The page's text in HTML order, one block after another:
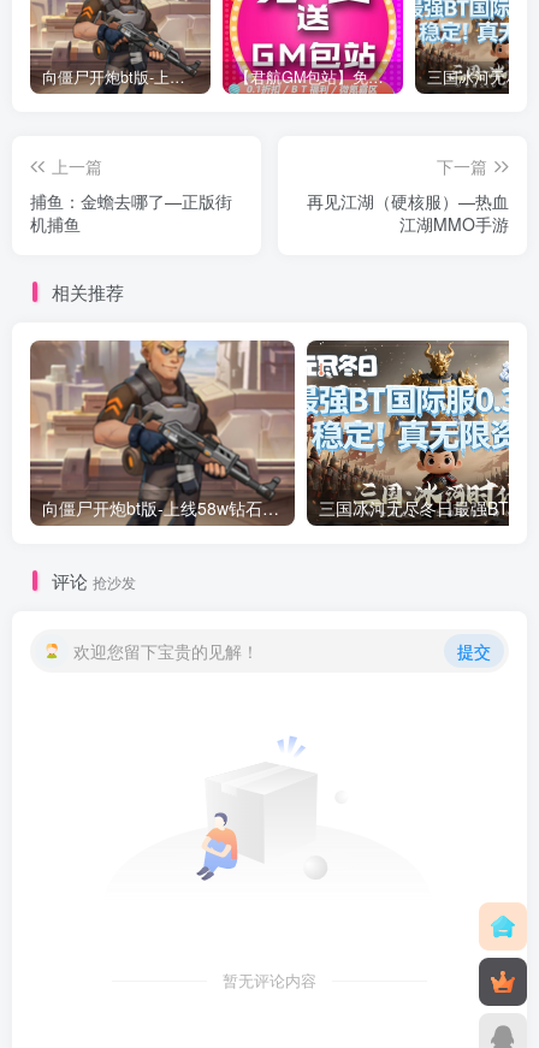
向僵尸开炮bt版-上线58w钻石绝世炫彩等宝石！万人联网！稳定2年！ 【君航GM包站】免费包站！免费领卡密！
上一篇
捕鱼：金蟾去哪了—正版街
机捕鱼
下一篇
再见江湖（硬核服）—热血
江湖MMO手游
相关推荐
向僵尸开炮bt版-上线58w钻石绝世炫彩等宝石！万人联网！稳定2年！
评论 抢沙发
欢迎您留下宝贵的见解！ 提交
暂无评论内容